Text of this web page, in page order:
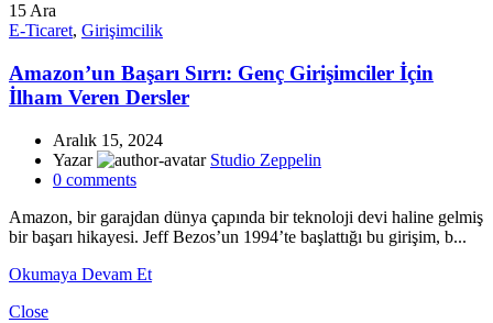
15 Ara
E-Ticaret, Girişimcilik
Amazon’un Başarı Sırrı: Genç Girişimciler İçin
İlham Veren Dersler
Aralık 15, 2024
Yazar
Studio Zeppelin
0 comments
Amazon, bir garajdan dünya çapında bir teknoloji devi haline gelmiş
bir başarı hikayesi. Jeff Bezos’un 1994’te başlattığı bu girişim, b...
Okumaya Devam Et
Close